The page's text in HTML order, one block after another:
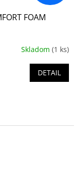
FOAM
Skladom (1 ks)
DETAIL